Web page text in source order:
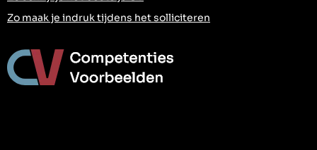
Zo maak je indruk tijdens het solliciteren